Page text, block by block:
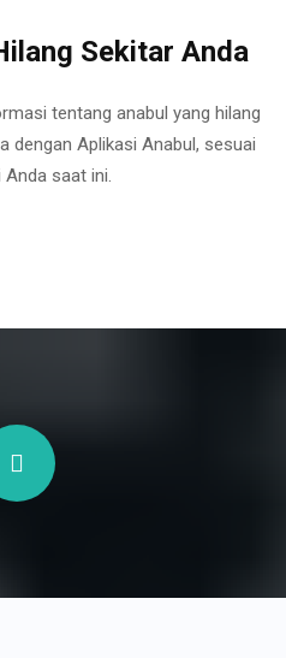
Sekitar Anda
tentang anabul yang hilang
dengan Aplikasi Anabul, sesuai
saat ini.